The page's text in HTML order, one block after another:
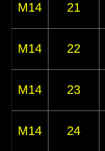
M14 21
M14 22
M14 23
M14 24